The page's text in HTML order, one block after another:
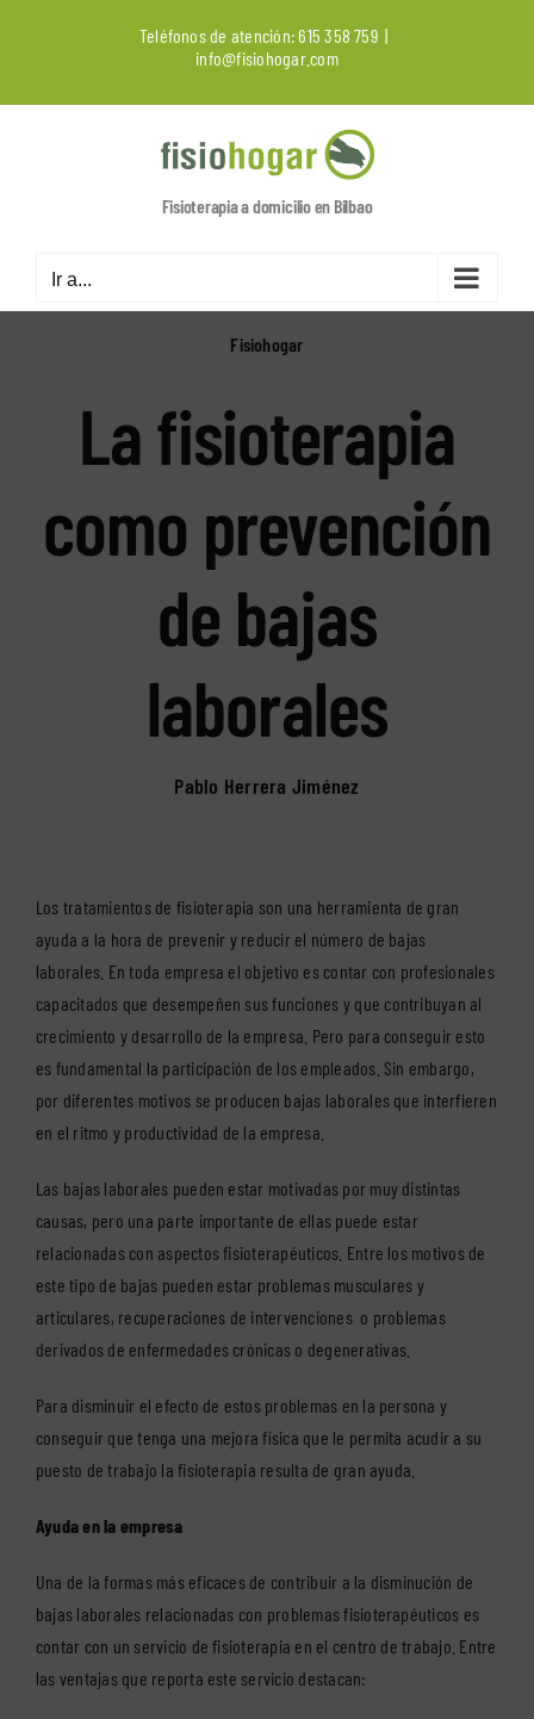
Teléfonos de atención:615 358 759 |
info@fisiohogar.com
Fisioterapia a domicilio en Bilbao
Ir a...
Fisiohogar
La fisioterapia
como prevención
de bajas
laborales
Pablo Herrera Jiménez
Los tratamientos de fisioterapia son una herramienta de gran
ayuda a la hora de prevenir y reducir el número de bajas
laborales. En toda empresa el objetivo es contar con profesionales
capacitados que desempeñen sus funciones y que contribuyan al
crecimiento y desarrollo de la empresa. Pero para conseguir esto
es fundamental la participación de los empleados. Sin embargo,
por diferentes motivos se producen bajas laborales que interfieren
en el ritmo y productividad de la empresa.
Las bajas laborales pueden estar motivadas por muy distintas
causas, pero una parte importante de ellas puede estar
relacionadas con aspectos fisioterapéuticos. Entre los motivos de
este tipo de bajas pueden estar problemas musculares y
articulares, recuperaciones de intervenciones o problemas
derivados de enfermedades crónicas o degenerativas.
Para disminuir el efecto de estos problemas en la persona y
conseguir que tenga una mejora física que le permita acudir a su
puesto de trabajo la fisioterapia resulta de gran ayuda.
Ayuda en la empresa
Una de la formas más eficaces de contribuir a la disminución de
bajas laborales relacionadas con problemas fisioterapéuticos es
contar con un servicio de fisioterapia en el centro de trabajo. Entre
las ventajas que reporta este servicio destacan: